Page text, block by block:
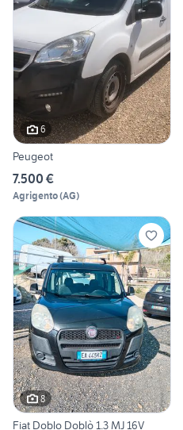
6
Peugeot
7.500 €
Agrigento(AG)
8
Fiat Doblo Doblò 1.3 MJ 16V